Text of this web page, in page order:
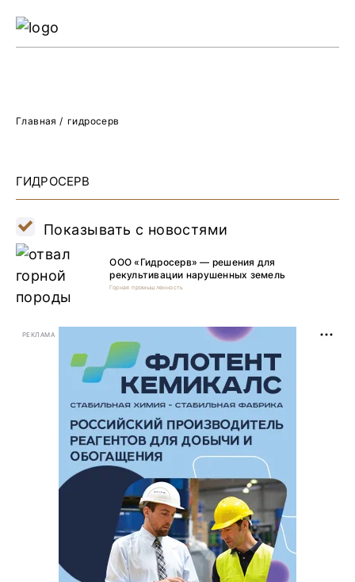
Главная / гидросерв
ГИДРОСЕРВ
Показывать с новостями
ООО «Гидросерв» — решения для
рекультивации нарушенных земель
Горная промышленность
РЕКЛАМА